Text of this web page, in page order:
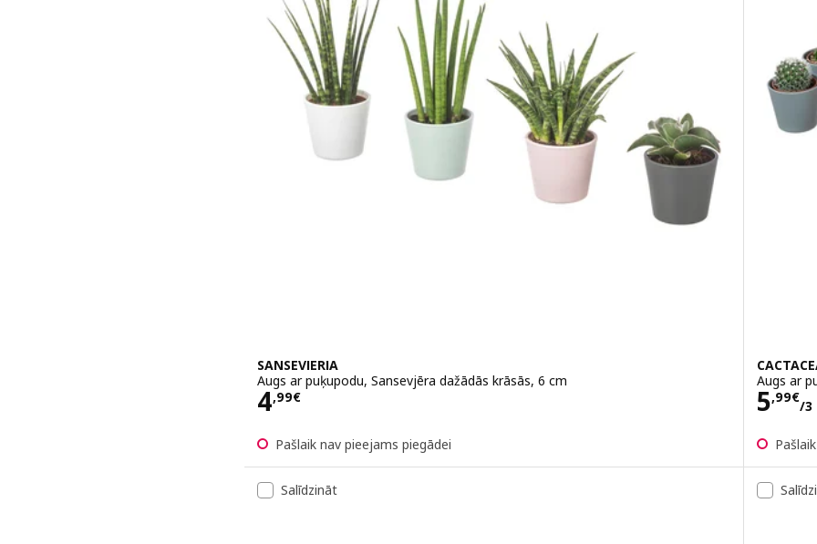
SANSEVIERIA
Augs ar puķupodu, Sansevjēra dažādās krāsās, 6 cm
4,99€
Cena 4,99€
Pašlaik nav pieejams piegādei
Augs ar
5,99€
/3
Salīdzināt